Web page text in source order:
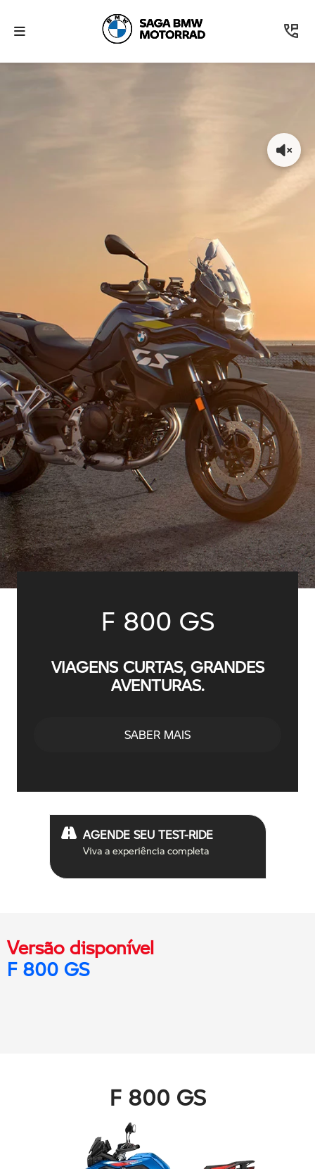
F 800 GS
VIAGENS CURTAS, GRANDES
AVENTURAS.
SABER MAIS
AGENDE SEU TEST-RIDE
Viva a experiência completa
Versão disponível
F 800 GS
F 800 GS